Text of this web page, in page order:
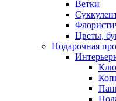
Ветки
Цветы,
Подарочная